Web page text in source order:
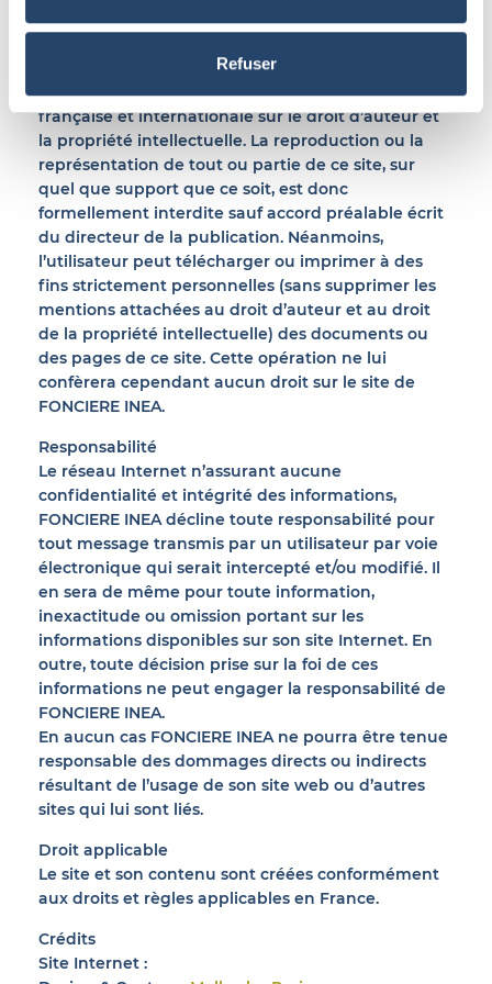
Refuser
textes, les logos, les tableaux, les représentations
marque FONCIERE INEA ainsi que les documents
téléchargeables du site, relève de la législation
française et internationale sur le droit d’auteur et
la propriété intellectuelle. La reproduction ou la
représentation de tout ou partie de ce site, sur
quel que support que ce soit, est donc
formellement interdite sauf accord préalable écrit
du directeur de la publication. Néanmoins,
l’utilisateur peut télécharger ou imprimer à des
fins strictement personnelles (sans supprimer les
mentions attachées au droit d’auteur et au droit
de la propriété intellectuelle) des documents ou
des pages de ce site. Cette opération ne lui
confèrera cependant aucun droit sur le site de
FONCIERE INEA.
Responsabilité
Le réseau Internet n’assurant aucune
confidentialité et intégrité des informations,
FONCIERE INEA décline toute responsabilité pour
tout message transmis par un utilisateur par voie
électronique qui serait intercepté et/ou modifié. Il
en sera de même pour toute information,
inexactitude ou omission portant sur les
informations disponibles sur son site Internet. En
outre, toute décision prise sur la foi de ces
informations ne peut engager la responsabilité de
FONCIERE INEA.
En aucun cas FONCIERE INEA ne pourra être tenue
responsable des dommages directs ou indirects
résultant de l’usage de son site web ou d’autres
sites qui lui sont liés.
Droit applicable
Le site et son contenu sont créées conformément
aux droits et règles applicables en France.
Crédits
Site Internet :